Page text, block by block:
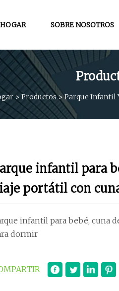
HOGAR SOBRE NOSOTROS
> Productos>Parque Infantil
infantil para
portátil con
infantil para bebé, cuna
dormir